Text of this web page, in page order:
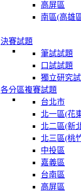
高屏區
南區(高雄
決賽試題
筆試試題
口試試題
獨立研究
各分區複賽試題
台北市
北一區(花
北二區(新
北三區(桃
中投區
嘉義區
台南區
高屏區